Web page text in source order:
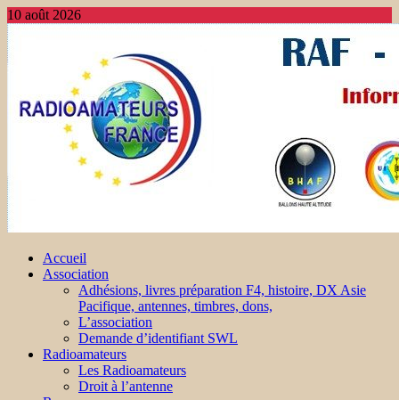
10 août 2026
Accueil
Association
Adhésions, livres préparation F4, histoire, DX Asie
Pacifique, antennes, timbres, dons,
L’association
Demande d’identifiant SWL
Radioamateurs
Les Radioamateurs
Droit à l’antenne